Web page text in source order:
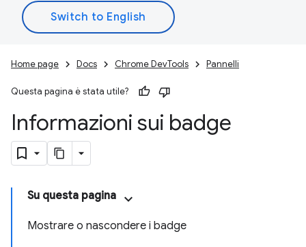
Home page Docs Chrome DevTools Pannelli
Questa pagina è stata utile?
Informazioni sui badge
Su questa pagina
Mostrare o nascondere i badge